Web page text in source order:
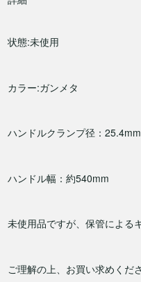
状態:未使用
カラー:ガンメタ
ハンドルクランプ径：25.4mm
ハンドル幅：約540mm
未使用品ですが、保管による
ご理解の上、お買い求めくださ